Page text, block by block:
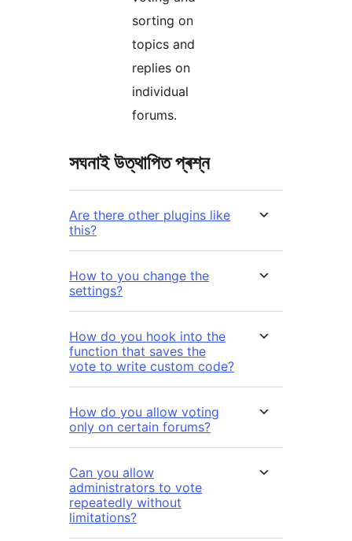
sorting on
topics and
replies on
individual
forums.
সঘনাই উত্থাপিত প্ৰশ্ন
Are there other plugins like
this?
How to you change the
settings?
How do you hook into the
function that saves the
vote to write custom code?
How do you allow voting
only on certain forums?
Can you allow
administrators to vote
repeatedly without
limitations?